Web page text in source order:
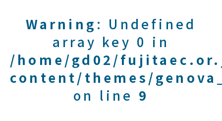
Warning : Undefined
array key 0 in
/home/gd02/
content/themes/
on line 9